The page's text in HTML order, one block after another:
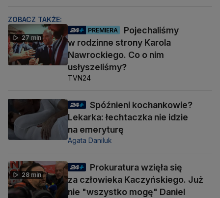
ZOBACZ TAKŻE:
27 min
PREMIERA
Pojechaliśmy
w rodzinne strony Karola
Nawrockiego. Co o nim
usłyszeliśmy?
TVN24
Spóźnieni kochankowie?
Lekarka: łechtaczka nie idzie
na emeryturę
Agata Daniluk
28 min
Prokuratura wzięła się
za człowieka Kaczyńskiego. Już
nie "wszystko mogę" Daniel